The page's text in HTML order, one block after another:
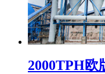
2000TPH欧